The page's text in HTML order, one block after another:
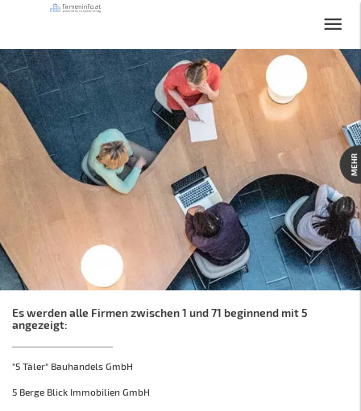
Es werden alle Firmen zwischen 1 und 71 beginnend mit 5
angezeigt:
"5 Täler" Bauhandels GmbH
5 Berge Blick Immobilien GmbH
MEHR